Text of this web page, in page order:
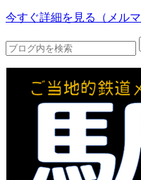
今すぐ詳細を見る（メル